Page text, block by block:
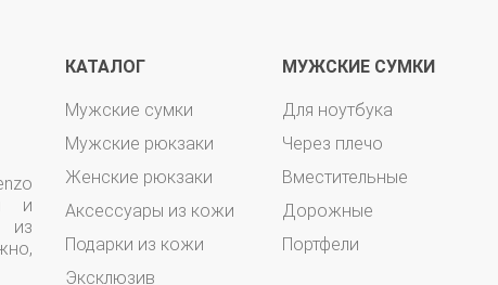
и
из
КАТАЛОГ
Мужские сумки
Мужские рюкзаки
Женские рюкзаки
Аксессуары из кожи
Подарки из кожи
Эксклюзив
МУЖСКИЕ СУМКИ
Для ноутбука
Через плечо
Вместительные
Дорожные
Портфели